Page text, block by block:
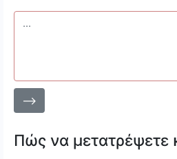
⟶
Πώς να μετατρέψετε